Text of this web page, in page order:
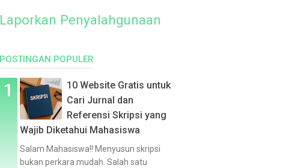
Laporkan Penyalahgunaan
POSTINGAN POPULER
10 Website Gratis untuk
Cari Jurnal dan
Referensi Skripsi yang
Wajib Diketahui Mahasiswa
Salam Mahasiswa!! Menyusun skripsi
bukan perkara mudah. Salah satu